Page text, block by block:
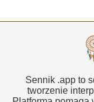
Sennik .app to
tworzenie